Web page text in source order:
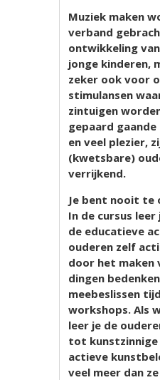
Muziek maken
verband
ontwikkeling
jonge kinderen,
zeker ook voor
stimulansen
zintuigen
gepaard
en veel plezier,
(kwetsbare)
verrijkend.
Je bent nooit te
In de cursus
de educatieve
ouderen zelf
door het maken
dingen
meebeslissen
workshops. Als
leer je de
tot
actieve
veel meer dan